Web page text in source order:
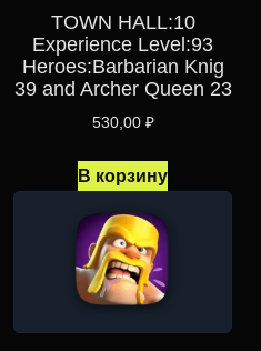
TOWN HALL:10
Experience Level:93
Heroes:Barbarian Knig
39 and Archer Queen 23
530,00 ₽
В корзину